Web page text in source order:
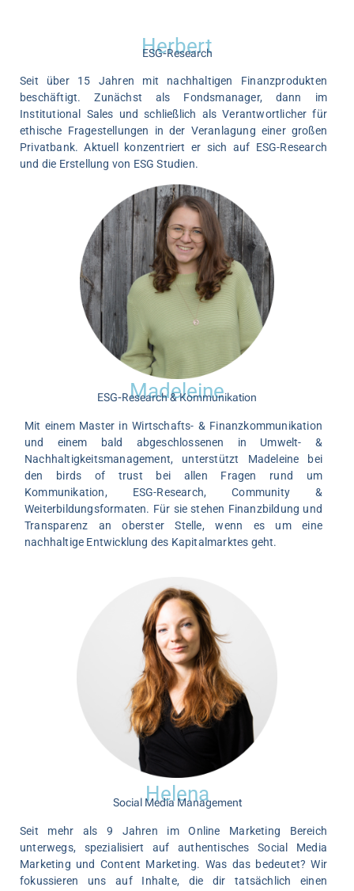
Herbert
ESG-Research
Seit über 15 Jahren mit nachhaltigen Finanzprodukten
beschäftigt. Zunächst als Fondsmanager, dann im
Institutional Sales und schließlich als Verantwortlicher für
ethische Fragestellungen in der Veranlagung einer großen
Privatbank. Aktuell konzentriert er sich auf ESG-Research
und die Erstellung von ESG Studien.
Madeleine
ESG-Research & Kommunikation
Mit einem Master in Wirtschafts- & Finanzkommunikation
und einem bald abgeschlossenen in Umwelt- &
Nachhaltigkeitsmanagement, unterstützt Madeleine bei
den birds of trust bei allen Fragen rund um
Kommunikation, ESG-Research, Community &
Weiterbildungsformaten. Für sie stehen Finanzbildung und
Transparenz an oberster Stelle, wenn es um eine
nachhaltige Entwicklung des Kapitalmarktes geht.
Helena
Social Media Management
Seit mehr als 9 Jahren im Online Marketing Bereich
unterwegs, spezialisiert auf authentisches Social Media
Marketing und Content Marketing. Was das bedeutet? Wir
fokussieren uns auf Inhalte, die dir tatsächlich einen